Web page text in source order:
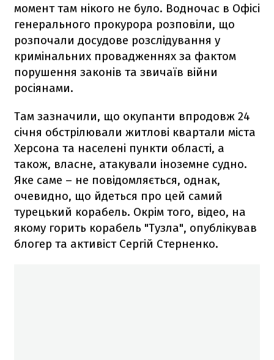
момент там нікого не було. Водночас в Офісі
генерального прокурора розповіли, що
розпочали досудове розслідування у
кримінальних провадженнях за фактом
порушення законів та звичаїв війни
росіянами.
Там зазначили, що окупанти впродовж 24
січня обстрілювали житлові квартали міста
Херсона та населені пункти області, а
також, власне, атакували іноземне судно.
Яке саме – не повідомляється, однак,
очевидно, що йдеться про цей самий
турецький корабель. Окрім того, відео, на
якому горить корабель "Тузла", опублікував
блогер та активіст Сергій Стерненко.